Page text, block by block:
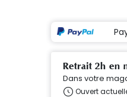
Retrait 2h en
Dans votre
Ouvert